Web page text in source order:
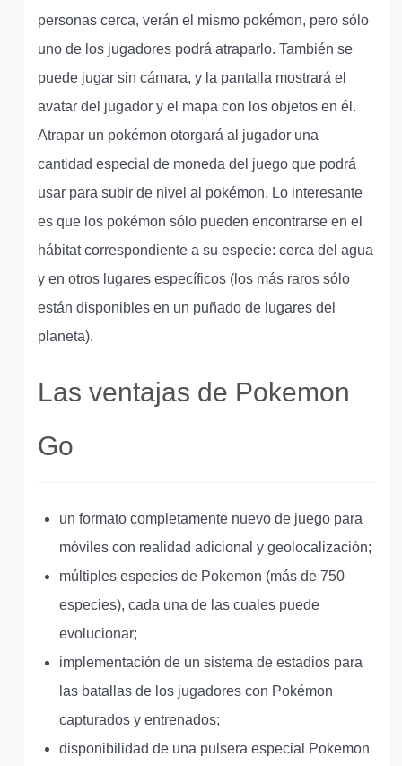
personas cerca, verán el mismo pokémon, pero sólo
uno de los jugadores podrá atraparlo. También se
puede jugar sin cámara, y la pantalla mostrará el
avatar del jugador y el mapa con los objetos en él.
Atrapar un pokémon otorgará al jugador una
cantidad especial de moneda del juego que podrá
usar para subir de nivel al pokémon. Lo interesante
es que los pokémon sólo pueden encontrarse en el
hábitat correspondiente a su especie: cerca del agua
y en otros lugares específicos (los más raros sólo
están disponibles en un puñado de lugares del
planeta).
Las ventajas de Pokemon
Go
un formato completamente nuevo de juego para
móviles con realidad adicional y geolocalización;
múltiples especies de Pokemon (más de 750
especies), cada una de las cuales puede
evolucionar;
implementación de un sistema de estadios para
las batallas de los jugadores con Pokémon
capturados y entrenados;
disponibilidad de una pulsera especial Pokemon